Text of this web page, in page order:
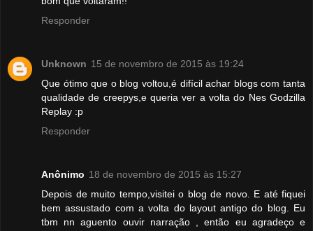
Responder
Unknown 15 de novembro de 2015 às 19:24
Que ótimo que o blog voltou,é difícil achar blogs com tanta
qualidade de creepys,e queria ver a volta do Nes Godzilla
Replay :p
Responder
Anônimo 18 de novembro de 2015 às 15:27
Depois de muito tempo,visitei o blog de novo. E até fiquei
bem assustado com a volta do layout antigo do blog. Eu
tbm nn aguento ouvir narração , então eu agradeço e